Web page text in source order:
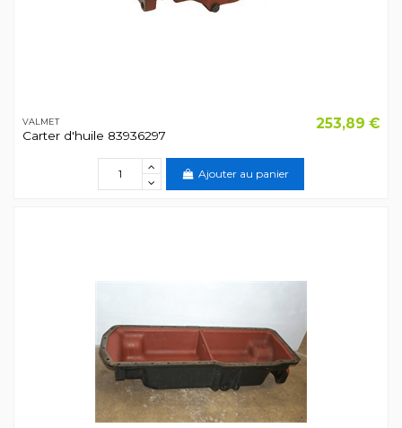
VALMET
Carter d'huile 83936297
253,89 €
Ajouter au panier